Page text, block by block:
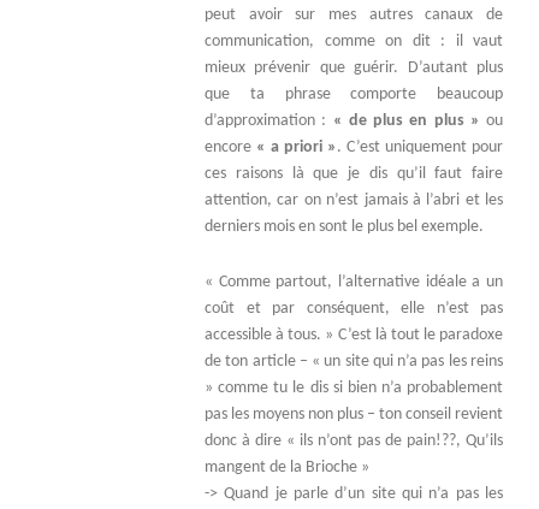
peut avoir sur mes autres canaux de
communication, comme on dit : il vaut
mieux prévenir que guérir. D’autant plus
que ta phrase comporte beaucoup
d’approximation : « de plus en plus » ou
encore « a priori » . C’est uniquement pour
ces raisons là que je dis qu’il faut faire
attention, car on n’est jamais à l’abri et les
derniers mois en sont le plus bel exemple.
« Comme partout, l’alternative idéale a un
coût et par conséquent, elle n’est pas
accessible à tous. » C’est là tout le paradoxe
de ton article – « un site qui n’a pas les reins
» comme tu le dis si bien n’a probablement
pas les moyens non plus – ton conseil revient
donc à dire « ils n’ont pas de pain!??, Qu’ils
mangent de la Brioche »
-> Quand je parle d’un site qui n’a pas les